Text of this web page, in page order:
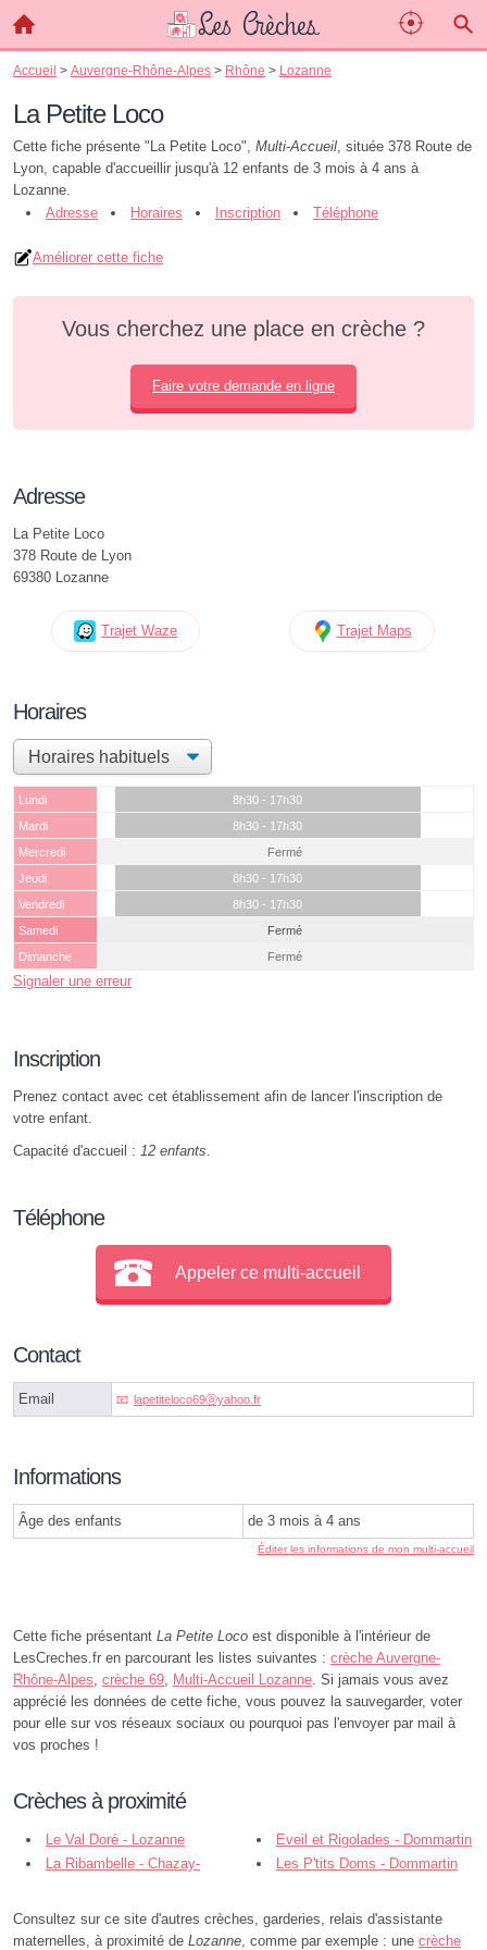
Accueil > Auvergne-Rhône-Alpes > Rhône > Lozanne
La Petite Loco
Cette fiche présente "La Petite Loco", Multi-Accueil, située 378 Route de
Lyon, capable d'accueillir jusqu'à 12 enfants de 3 mois à 4 ans à
Lozanne.
Adresse
Horaires Inscription Téléphone
Améliorer cette fiche
Vous cherchez une place en crèche ?
Faire votre demande en ligne
Adresse
La Petite Loco
378 Route de Lyon
69380 Lozanne
Trajet Waze Trajet Maps
Horaires
Lundi
8h30 - 17h30
Mardi
8h30 - 17h30
Mercredi
Fermé
Jeudi
8h30 - 17h30
Vendredi
8h30 - 17h30
Samedi
Fermé
Dimanche
Fermé
Signaler une erreur
Inscription
Prenez contact avec cet établissement afin de lancer l'inscription de
votre enfant.
Capacité d'accueil : 12 enfants.
Téléphone
Appeler ce multi-accueil
Contact
Email lapetiteloco69ⓐyahoo.fr
Informations
Âge des enfants de 3 mois à 4 ans
Éditer les informations de mon multi-accueil
Cette fiche présentant La Petite Loco est disponible à l'intérieur de
LesCreches.fr en parcourant les listes suivantes : crèche Auvergne-
Rhône-Alpes, crèche 69, Multi-Accueil Lozanne. Si jamais vous avez
apprécié les données de cette fiche, vous pouvez la sauvegarder, voter
pour elle sur vos réseaux sociaux ou pourquoi pas l'envoyer par mail à
vos proches !
Crèches à proximité
Le Val Doré - Lozanne
Eveil et Rigolades - Dommartin
La Ribambelle - Chazay-
Les P'tits Doms - Dommartin
Consultez sur ce site d'autres crèches, garderies, relais d'assistante
maternelles, à proximité de Lozanne, comme par exemple : une crèche